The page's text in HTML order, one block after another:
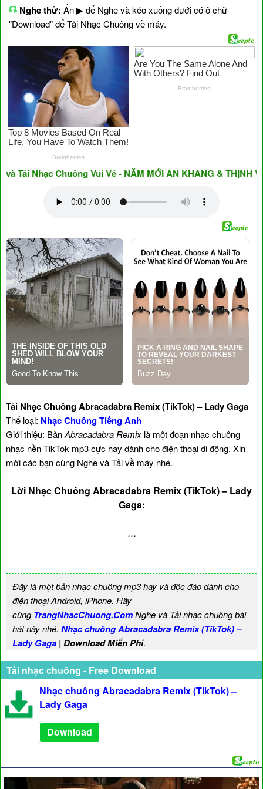
Nghe thử: Ấn ▶ để Nghe và kéo xuống dưới có ô chữ
"Download" để Tải Nhạc Chuông về máy.
Nhạc Chuông Vui Vẻ - NĂM MỚI AN KHANG & THỊNH
Tải Nhạc Chuông Abracadabra Remix (TikTok) – Lady Gaga
Thể loại: Nhạc Chuông Tiếng Anh
Giới thiệu: BảnAbracadabra Remix là một đoạn nhạc chuông
nhạc nền TikTok mp3 cực hay dành cho điện thoại di động. Xin
mời các bạn cùng Nghe và Tải về máy nhé.
Lời Nhạc Chuông Abracadabra Remix (TikTok) – Lady
Gaga:
…
Đây là một bản nhạc chuông mp3 hay và độc đáo dành cho
điện thoại Android, iPhone. Hãy
cùngTrangNhacChuong.ComNghe và Tải nhạc chuông bài
hát này nhé. Nhạc chuông Abracadabra Remix (TikTok) –
Lady Gaga | Download Miễn Phí.
Tải nhạc chuông - Free Download
Nhạc chuông Abracadabra Remix (TikTok) –
Lady Gaga
Download